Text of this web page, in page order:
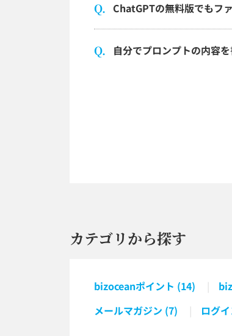
ChatGPTの無料版でもフ
自分でプロンプトの内容
カテゴリから探す
bizoceanポイント (14)
メールマガジン (7)
ログ